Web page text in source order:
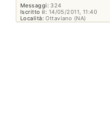
Messaggi: 324
Iscritto il: 14/05/2011, 11:40
Località: Ottaviano (NA)